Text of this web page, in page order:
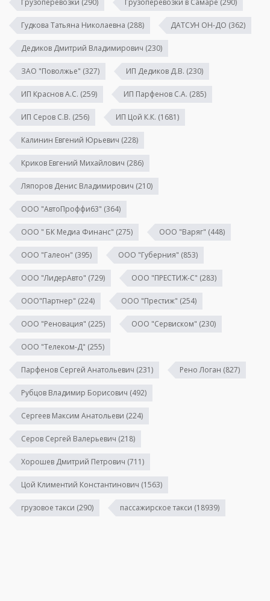
Гудкова Татьяна Николаевна (288) ДАТСУН ОН-ДО (362)
Дедиков Дмитрий Владимирович (230)
ЗАО "Поволжье" (327) ИП Дедиков Д.В. (230)
ИП Краснов А.С. (259) ИП Парфенов С.А. (285)
ИП Серов С.В. (256) ИП Цой К.К. (1681)
Калинин Евгений Юрьевич (228)
Криков Евгений Михайлович (286)
Ляпоров Денис Владимирович (210)
ООО "АвтоПроффи63" (364)
ООО " БК Медиа Финанс" (275) ООО "Варяг" (448)
ООО "Галеон" (395) ООО "Губерния" (853)
ООО "ЛидерАвто" (729) ООО "ПРЕСТИЖ-С" (283)
ООО"Партнер" (224) ООО "Престиж" (254)
ООО "Реновация" (225) ООО "Сервиском" (230)
ООО "Телеком-Д" (255)
Парфенов Сергей Анатольевич (231) Рено Логан (827)
Рубцов Владимир Борисович (492)
Сергеев Максим Анатольеви (224)
Серов Сергей Валерьевич (218)
Хорошев Дмитрий Петрович (711)
Цой Климентий Константинович (1563)
грузовое такси (290) пассажирское такси (18939)